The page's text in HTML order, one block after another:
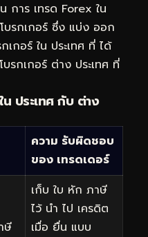
การ เทรด Forex ใน
บรกเกอร์ ซึ่ง แบ่ง ออก
กอร์ ใน ประเทศ ที่ ได้
รกเกอร์ ต่าง ประเทศ ที่
น ประเทศ กับ ต่าง
ความ รับผิดชอบ
ของ เทรดเดอร์
ษี
เก็บ ใบ หัก ภาษี
ไว้ นำ ไป เครดิต
เมื่อ ยื่น แบบ